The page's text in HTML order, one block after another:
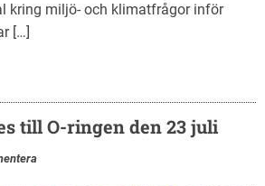
kring miljö- och klimatfrågor inför
[…]
till O-ringen den 23 juli